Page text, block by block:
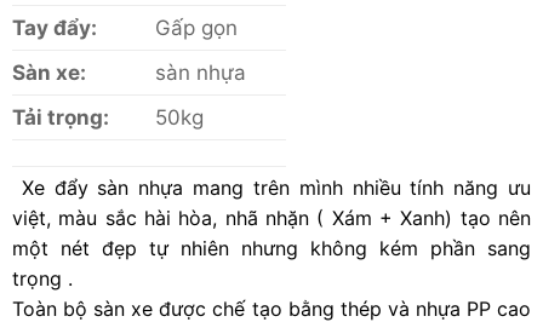
Tay đẩy:
Gấp gọn
Sàn xe:
sàn nhựa
Tải trọng:
50kg
Xe đẩy sàn nhựa mang trên mình nhiều tính năng ưu
việt, màu sắc hài hòa, nhã nhặn ( Xám + Xanh) tạo nên
một nét đẹp tự nhiên nhưng không kém phần sang
trọng .
Toàn bộ sàn xe được chế tạo bằng thép và nhựa PP cao